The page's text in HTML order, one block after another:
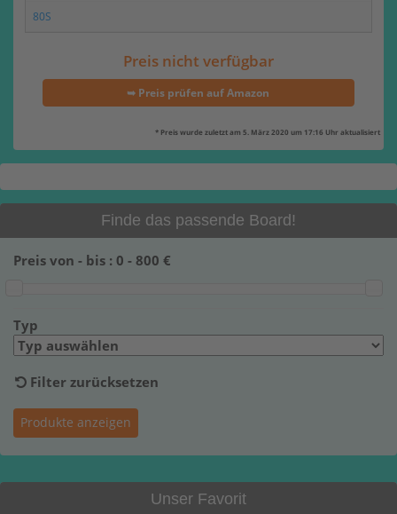
80S
Preis nicht verfügbar
➥ Preis prüfen auf Amazon
* Preis wurde zuletzt am 5. März 2020 um 17:16 Uhr aktualisiert
Finde das passende Board!
Preis von - bis : 0 - 800 €
Typ
Filter zurücksetzen
Unser Favorit